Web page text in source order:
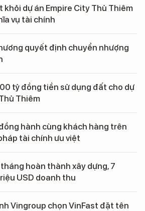
khỏi dự án Empire City Thủ Thiêm
vụ tài chính
quyết định chuyển nhượng
tỷ đồng tiền sử dụng đất cho dự
Thiêm
hành cùng khách hàng trên
tài chính ưu việt
tháng hoàn thành xây dựng, 7
USD doanh thu
Vingroup chọn VinFast đặt tên